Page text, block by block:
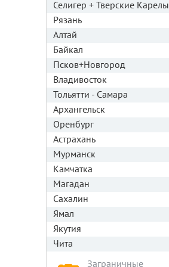
Селигер + Тверские Карелы
Рязань
Алтай
Байкал
Псков+Новгород
Владивосток
Тольятти - Самара
Архангельск
Оренбург
Астрахань
Мурманск
Камчатка
Магадан
Сахалин
Ямал
Якутия
Чита
Заграничные